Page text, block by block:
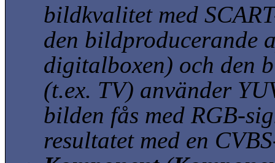
bildkvalitet med
den bildproducerande
digitalboxen) och den
(t.ex. TV) använder
bilden fås med RGB-
resultatet med en